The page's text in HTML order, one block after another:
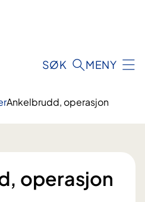
SØK MENY
Ankelbrudd, operasjon
operasjon